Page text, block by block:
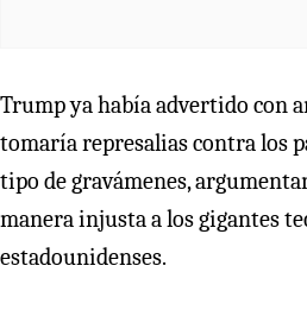
Trump ya había advertido con
tomaría represalias contra los
tipo de gravámenes,
manera injusta a los gigantes
estadounidenses.